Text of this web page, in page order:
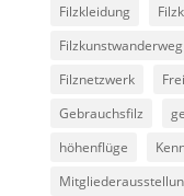
Filzkleidung
Filzkunstwanderweg
Filznetzwerk
Gebrauchsfilz
höhenflüge